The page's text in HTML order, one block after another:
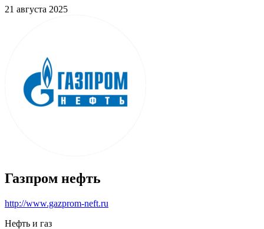
21 августа 2025
Газпром нефть
http://www.gazprom-neft.ru
Нефть и газ